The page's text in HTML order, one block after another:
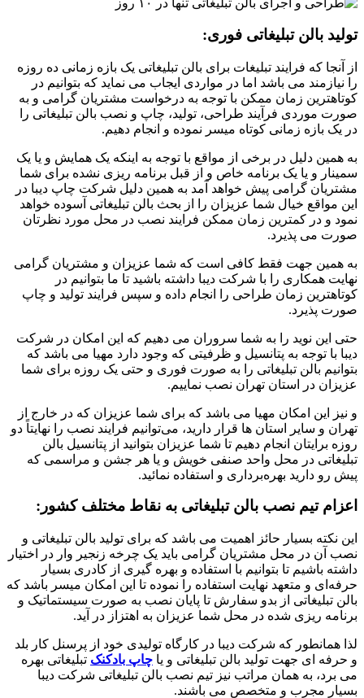
تولید بالن تبلیغاتی فوری:
از آنجا که فرایند تبلیغات برای بالن تبلیغاتی یک بازه زمانی ده روزه
را نیازمند می باشد اما در مواردی ایجاب می نماید که بتوانیم در
کوتاهترین زمان ممکن با توجه به درخواست مشتریان گرامی و به
صورت موردی فرآیند طراحی، تولید، چاپ و نصب بالن تبلیغاتی را
در یک بازه زمانی کوتاه میسر نموده و انجام دهیم.
به همین دلیل در برخی از مواقع با توجه به اینکه یک همایش و یا یک
سمینار و یا یک برنامه خاص و از قبل برنامه ریزی نشده برای شما
مشتریان گرامی پیش خواهد آمد به همین دلیل شرکت چاپ دیبا در
این مواقع خیال شما عزیزان را از بحث بالن تبلیغاتی آسوده خواهد
نمود و در کمترین زمان ممکن فرایند نصب در محل مورد نظرتان
صورت می پذیرد.
به همین جهت فقط کافی است که شما عزیزان و مشتریان گرامی
نهایت همکاری را با شرکت دیبا داشته باشید تا ما بتوانیم در
کوتاهترین زمان طراحی را انجام داده و سپس فرایند تولید و چاپ
صورت پذیرد.
حتی این نوید را به شما سروران می دهیم که این امکان در شرکت
دیبا با توجه به پتانسیل و ظرفیتی که وجود دارد مهیا می باشد که
بتوانیم بالن تبلیغاتی را به صورت فوری و حتی یک روزه برای شما
عزیزان در استان تهران نصب نماییم.
و نیز این امکان مهیا می باشد که برای شما عزیزان که در خارج از
تهران و سایر استان ها قرار دارید، می‌توانیم فرایند نصب را نهایتاً دو
روزه برایتان انجام دهیم تا شما عزیزان بتوانید از پتانسیل بالن
تبلیغاتی در محل واحد صنفی خویش و یا هر جشن و مراسمی که
پیش رو دارید بهره‌برداری و استفاده نمائید.
اعزام تیم نصب بالن تبلیغاتی به نقاط مختلف کشور:
این نکته بسیار حائز اهمیت می باشد که برای تولید بالن تبلیغاتی و
نصب آن در محل مشتریان گرامی باید یک چرخه زنجیر وار در اختیار
داشته باشیم تا بتوانیم با استفاده و بهره گیری از کادری بسیار
حرفه‌ای و متعهد نهایت استفاده را نموده تا این امکان میسر باشد که
بالن تبلیغاتی از بدو سفارش تا پایان نصب به صورت سیستماتیک و
برنامه ریزی شده در محل شما عزیزان به اهتزاز در آید.
لذا همانطور که شرکت دیبا در کارگاه تولیدی خود از پرسنل کار بلد
و حرفه ای جهت تولید بالن تبلیغاتی و یا چاپ بادکنک تبلیغاتی بهره
می برد، به همان مراتب نیز تیم نصب بالن تبلیغاتی شرکت دیبا
بسیار مجرب و متخصص می باشند.